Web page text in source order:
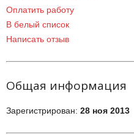
Оплатить работу
В белый список
Написать отзыв
Общая информация
Зарегистрирован: 28 ноя 2013